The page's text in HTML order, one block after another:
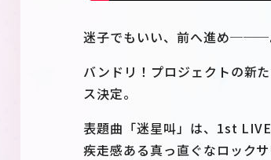
迷子でもいい、前へ進め───
バンドリ！プロジェクトの新
ス決定。
表題曲「迷星叫」は、1st
疾走感ある真っ直ぐなロック